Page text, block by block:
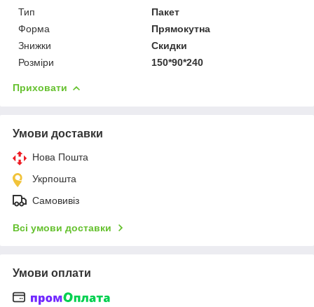
Тип
Пакет
Форма
Прямокутна
Знижки
Скидки
Розміри
150*90*240
Приховати
Умови доставки
Нова Пошта
Укрпошта
Самовивіз
Всі умови доставки
Умови оплати